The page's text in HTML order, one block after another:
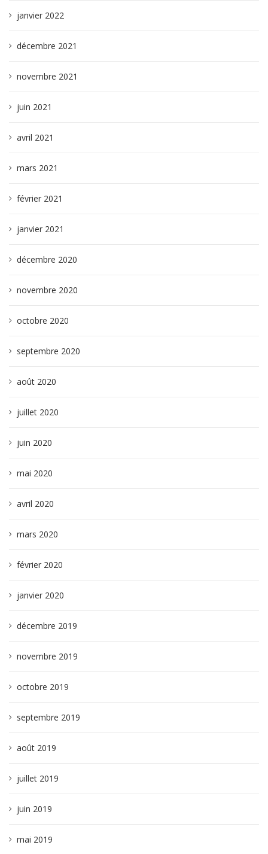
janvier 2022
décembre 2021
novembre 2021
juin 2021
avril 2021
mars 2021
février 2021
janvier 2021
décembre 2020
novembre 2020
octobre 2020
septembre 2020
août 2020
juillet 2020
juin 2020
mai 2020
avril 2020
mars 2020
février 2020
janvier 2020
décembre 2019
novembre 2019
octobre 2019
septembre 2019
août 2019
juillet 2019
juin 2019
mai 2019